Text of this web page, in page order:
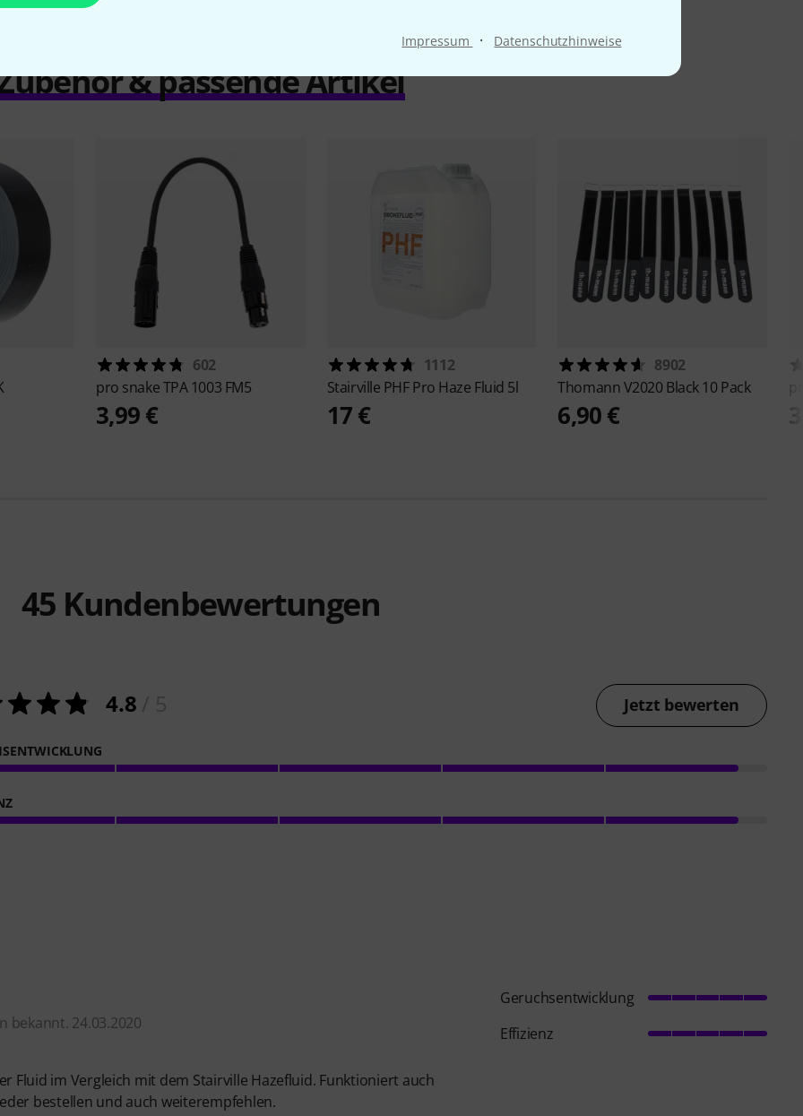
Impressum · Datenschutzhinweise
& passende Artikel
602
pro snakeTPA 1003 FM5
3,99 €
1112
Stairville PHF Pro Haze Fluid 5l
17 €
8902
ThomannV2020 Black 10 Pack
6,90 €
45 Kundenbewertungen
4.8 Jetzt bewerten
bekannt. 24.03.2020
Fluid im Vergleich mit dem Stairville Hazefluid. Funktioniert auch
bestellen und auch weiterempfehlen.
Geruchsentwicklung
Effizienz